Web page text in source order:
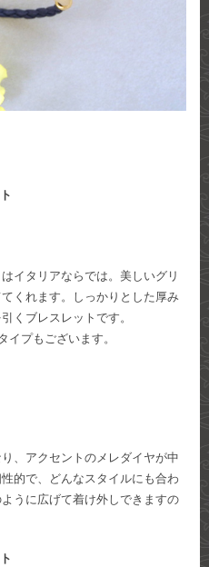
イタリアならでは。美しいグリ
くれます。しっかりとした厚み
くブレスレットです。
イプもございます。
、アクセントのメレダイヤが中
的で、どんなスタイルにも合わ
うに広げて着け外しできますの